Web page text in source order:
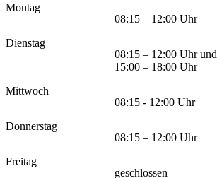
Montag
08:15 – 12:00 Uhr
Dienstag
08:15 – 12:00 Uhr und
15:00 – 18:00 Uhr
Mittwoch
08:15 - 12:00 Uhr
Donnerstag
08:15 – 12:00 Uhr
Freitag
geschlossen